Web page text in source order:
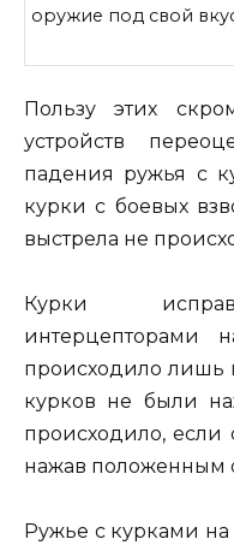
оружие под свой
Пользу этих
устройств
падения ружья с
курки с боевых
выстрела не
Курки
интерцепторами
происходило лишь
курков не были
происходило, если
нажав положенным
Ружье с курками на